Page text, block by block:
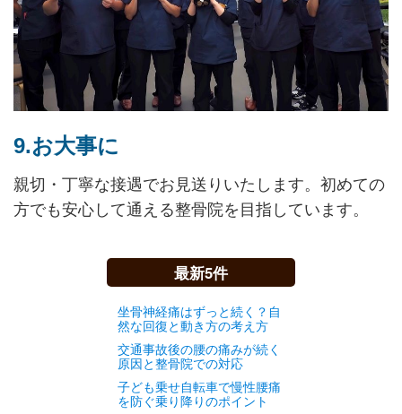
9.お大事に
親切・丁寧な接遇でお見送りいたします。初めての
方でも安心して通える整骨院を目指しています。
最新5件
坐骨神経痛はずっと続く？自
然な回復と動き方の考え方
交通事故後の腰の痛みが続く
原因と整骨院での対応
子ども乗せ自転車で慢性腰痛
を防ぐ乗り降りのポイント